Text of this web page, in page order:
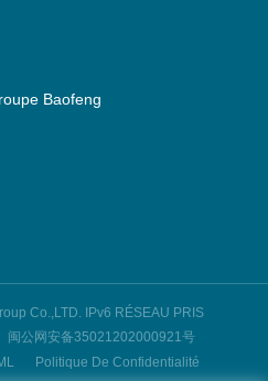
Baofeng
Co.,LTD. IPv6 RÉSEAU PRIS
闽公网安备35021202000921号
Politique De Confidentialité